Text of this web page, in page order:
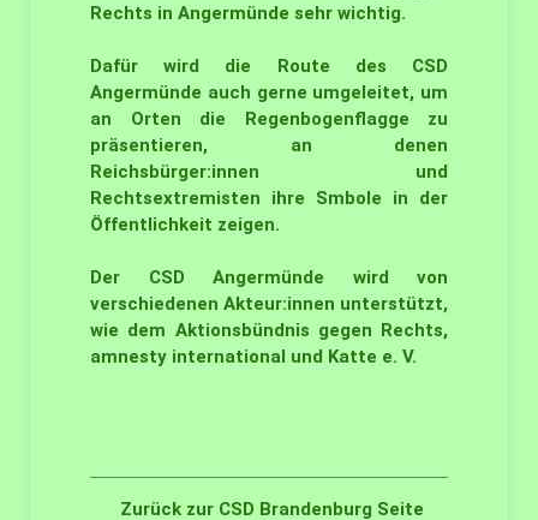
Rechts in Angermünde sehr wichtig.
Dafür wird die Route des CSD
Angermünde auch gerne umgeleitet, um
an Orten die Regenbogenflagge zu
präsentieren, an denen
Reichsbürger:innen und
Rechtsextremisten ihre Smbole in der
Öffentlichkeit zeigen.
Der CSD Angermünde wird von
verschiedenen Akteur:innen unterstützt,
wie dem Aktionsbündnis gegen Rechts,
amnesty international und Katte e. V.
Zurück zur CSD Brandenburg Seite